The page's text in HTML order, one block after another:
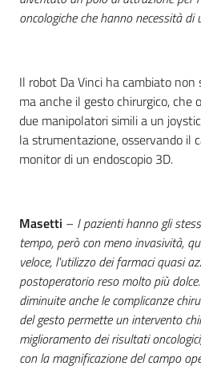
oncologiche che hanno necessità
Il robot Da Vinci ha cambiato
ma anche il gesto chirurgico, che
due manipolatori simili a un
la strumentazione, osservando il
monitor di un endoscopio 3D.
Masetti – I pazienti hanno gli
tempo, però con meno invasività,
veloce, l'utilizzo dei farmaci quasi
postoperatorio reso molto più
diminuite anche le complicanze
del gesto permette un intervento
miglioramento dei risultati
con la magnificazione del campo